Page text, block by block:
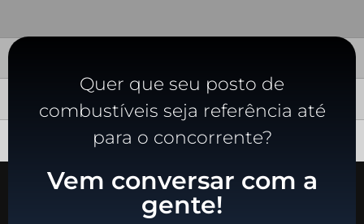
Quer que seu posto de
combustíveis seja referência até
para o concorrente?
Vem conversar com a
gente!